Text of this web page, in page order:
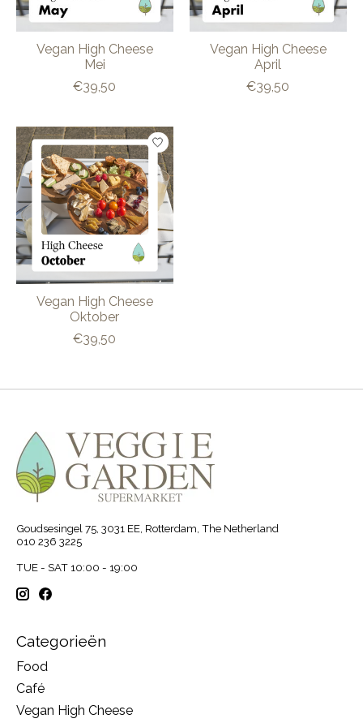
Vegan High Cheese
Mei
€39,50
Vegan High Cheese
April
€39,50
Vegan High Cheese
Oktober
€39,50
Goudsesingel 75, 3031 EE, Rotterdam, The Netherland
010 236 3225
TUE - SAT 10:00 - 19:00
Categorieën
Food
Café
Vegan High Cheese